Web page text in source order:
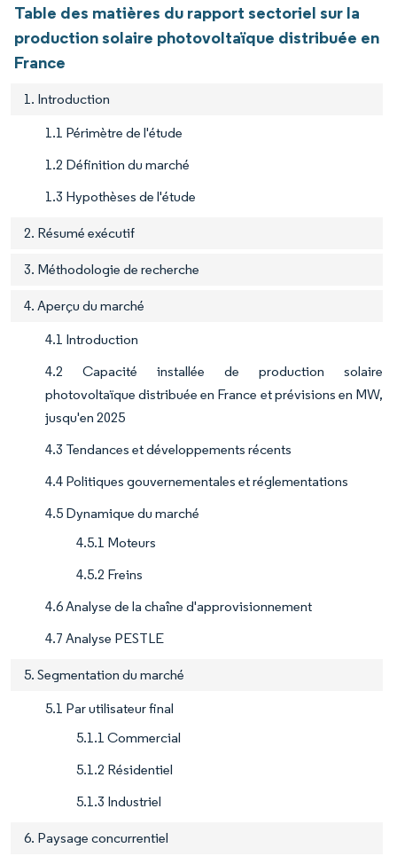
Table des matières du rapport sectoriel sur la
production solaire photovoltaïque distribuée en
France
1. Introduction
1.1 Périmètre de l'étude
1.2 Définition du marché
1.3 Hypothèses de l'étude
2. Résumé exécutif
3. Méthodologie de recherche
4. Aperçu du marché
4.1 Introduction
4.2 Capacité installée de production solaire
photovoltaïque distribuée en France et prévisions en MW,
jusqu'en 2025
4.3 Tendances et développements récents
4.4 Politiques gouvernementales et réglementations
4.5 Dynamique du marché
4.5.1 Moteurs
4.5.2 Freins
4.6 Analyse de la chaîne d'approvisionnement
4.7 Analyse PESTLE
5. Segmentation du marché
5.1 Par utilisateur final
5.1.1 Commercial
5.1.2 Résidentiel
5.1.3 Industriel
6. Paysage concurrentiel